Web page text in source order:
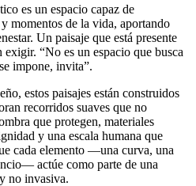
es un espacio capaz de
momentos de la vida, aportando
Un paisaje que está presente
“No es un espacio que busca
impone, invita”.
estos paisajes están construidos
recorridos suaves que no
que protegen, materiales
y una escala humana que
cada elemento —una curva, una
actúe como parte de una
no invasiva.